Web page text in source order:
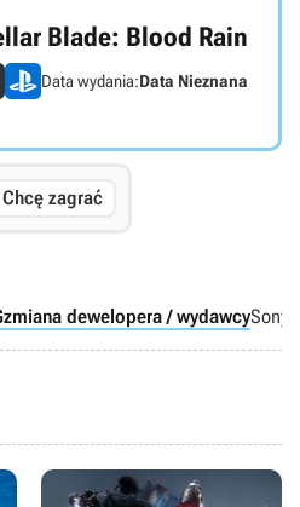
Blade: Blood Rain
Data wydania:Data Nieznana
Chcę zagrać
zmiana dewelopera / wydawcySony